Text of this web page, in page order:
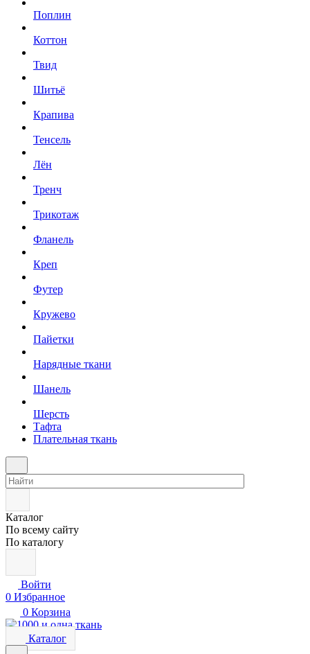
Поплин
Коттон
Твид
Шитьё
Крапива
Тенсель
Лён
Тренч
Трикотаж
Фланель
Креп
Футер
Кружево
Пайетки
Нарядные ткани
Шанель
Шерсть
Тафта
Плательная ткань
Каталог
По всему сайту
По каталогу
Войти
0 Избранное
0 Корзина
Каталог